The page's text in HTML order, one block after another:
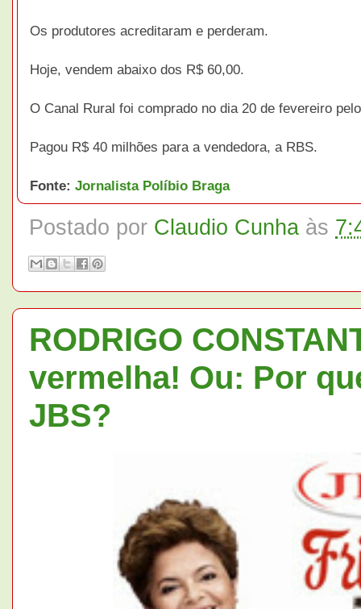
Os produtores acreditaram e perderam.
Hoje, vendem abaixo dos R$ 60,00.
O Canal Rural foi comprado no dia 20 de fevereiro
Pagou R$ 40 milhões para a vendedora, a RBS.
Fonte: Jornalista Políbio Braga
Postado por Claudio Cunha às
RODRIGO
vermelha! Ou: Por
JBS?